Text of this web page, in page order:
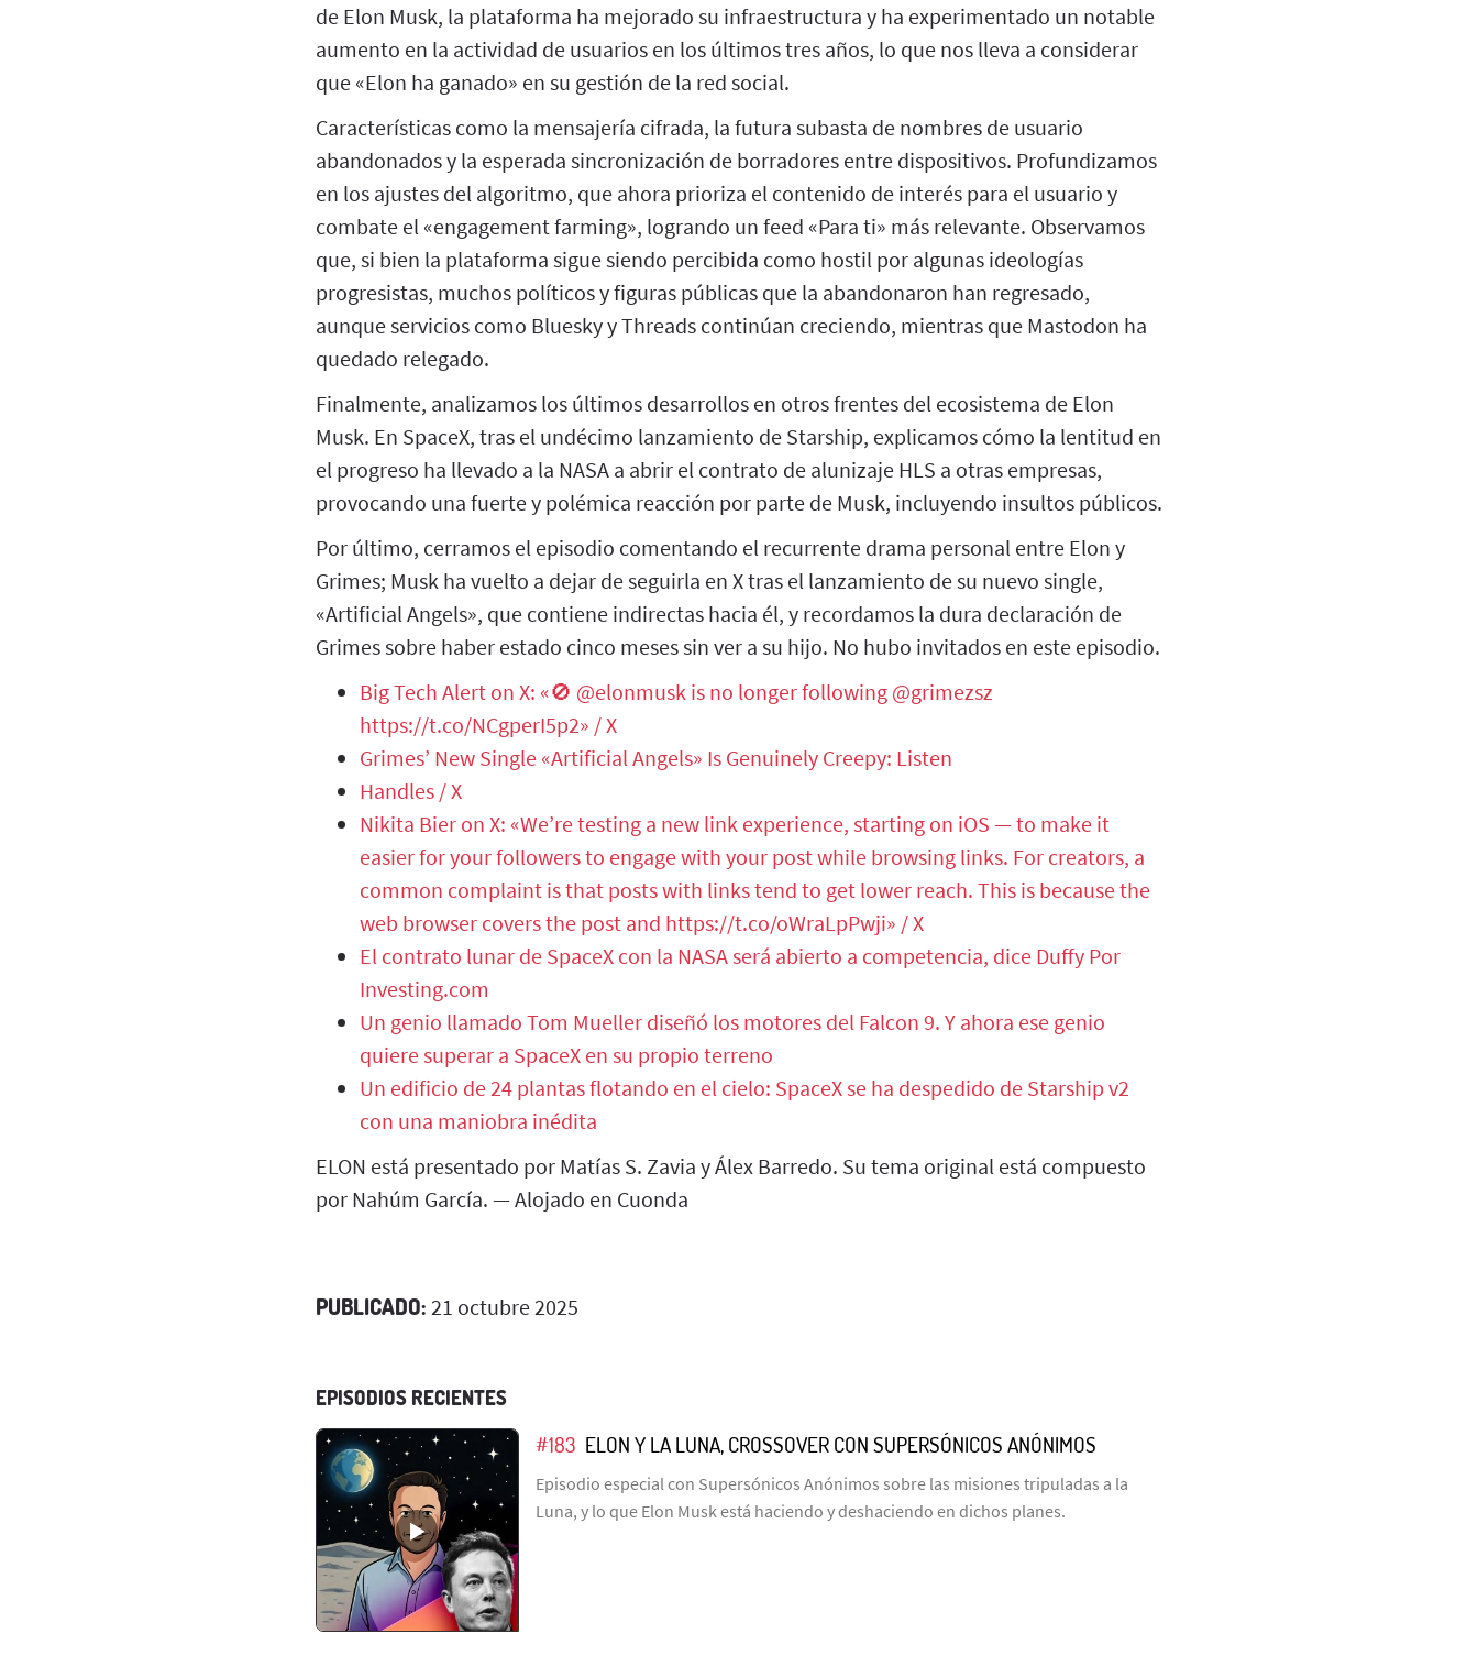
de Elon Musk, la plataforma ha mejorado su infraestructura y ha experimentado un notable
aumento en la actividad de usuarios en los últimos tres años, lo que nos lleva a considerar
que «Elon ha ganado» en su gestión de la red social.
Características como la mensajería cifrada, la futura subasta de nombres de usuario
abandonados y la esperada sincronización de borradores entre dispositivos. Profundizamos
en los ajustes del algoritmo, que ahora prioriza el contenido de interés para el usuario y
combate el «engagement farming», logrando un feed «Para ti» más relevante. Observamos
que, si bien la plataforma sigue siendo percibida como hostil por algunas ideologías
progresistas, muchos políticos y figuras públicas que la abandonaron han regresado,
aunque servicios como Bluesky y Threads continúan creciendo, mientras que Mastodon ha
quedado relegado.
Finalmente, analizamos los últimos desarrollos en otros frentes del ecosistema de Elon
Musk. En SpaceX, tras el undécimo lanzamiento de Starship, explicamos cómo la lentitud en
el progreso ha llevado a la NASA a abrir el contrato de alunizaje HLS a otras empresas,
provocando una fuerte y polémica reacción por parte de Musk, incluyendo insultos públicos.
Por último, cerramos el episodio comentando el recurrente drama personal entre Elon y
Grimes; Musk ha vuelto a dejar de seguirla en X tras el lanzamiento de su nuevo single,
«Artificial Angels», que contiene indirectas hacia él, y recordamos la dura declaración de
Grimes sobre haber estado cinco meses sin ver a su hijo. No hubo invitados en este episodio.
Big Tech Alert on X: «🚫 @elonmusk is no longer following @grimezsz
https://t.co/NCgperI5p2» / X
Grimes’ New Single «Artificial Angels» Is Genuinely Creepy: Listen
Handles / X
Nikita Bier on X: «We’re testing a new link experience, starting on iOS — to make it
easier for your followers to engage with your post while browsing links. For creators, a
common complaint is that posts with links tend to get lower reach. This is because the
web browser covers the post and https://t.co/oWraLpPwji» / X
El contrato lunar de SpaceX con la NASA será abierto a competencia, dice Duffy Por
Investing.com
Un genio llamado Tom Mueller diseñó los motores del Falcon 9. Y ahora ese genio
quiere superar a SpaceX en su propio terreno
Un edificio de 24 plantas flotando en el cielo: SpaceX se ha despedido de Starship v2
con una maniobra inédita
ELON está presentado por Matías S. Zavia y Álex Barredo. Su tema original está compuesto
por Nahúm García. — Alojado en Cuonda
PUBLICADO: 21 octubre 2025
EPISODIOS RECIENTES
#183 ELON Y LA LUNA, CROSSOVER CON SUPERSÓNICOS ANÓNIMOS
Episodio especial con Supersónicos Anónimos sobre las misiones tripuladas a la
Luna, y lo que Elon Musk está haciendo y deshaciendo en dichos planes.